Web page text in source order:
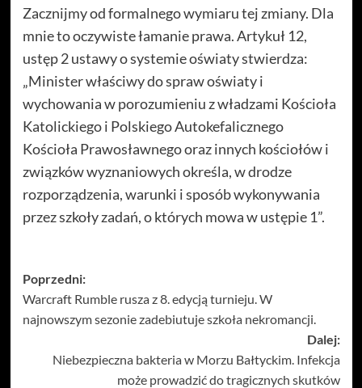
Zacznijmy od formalnego wymiaru tej zmiany. Dla
mnie to oczywiste łamanie prawa. Artykuł 12,
ustęp 2 ustawy o systemie oświaty stwierdza:
„Minister właściwy do spraw oświaty i
wychowania w porozumieniu z władzami Kościoła
Katolickiego i Polskiego Autokefalicznego
Kościoła Prawosławnego oraz innych kościołów i
związków wyznaniowych określa, w drodze
rozporządzenia, warunki i sposób wykonywania
przez szkoły zadań, o których mowa w ustępie 1”.
Zobacz
wpisy
Poprzedni:
Warcraft Rumble rusza z 8. edycją turnieju. W
najnowszym sezonie zadebiutuje szkoła nekromancji.
Dalej:
Niebezpieczna bakteria w Morzu Bałtyckim. Infekcja
może prowadzić do tragicznych skutków